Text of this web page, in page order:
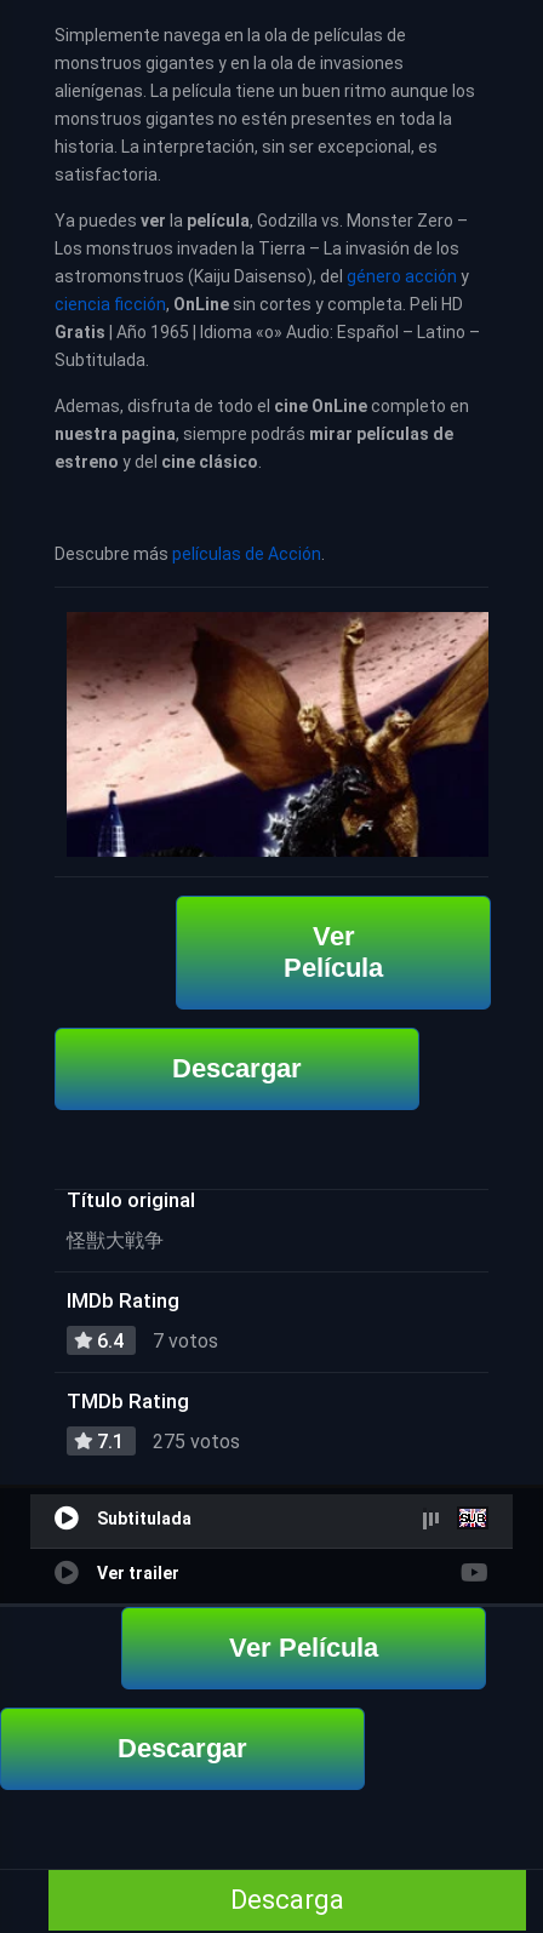
Simplemente navega en la ola de películas de
monstruos gigantes y en la ola de invasiones
alienígenas. La película tiene un buen ritmo aunque los
monstruos gigantes no estén presentes en toda la
historia. La interpretación, sin ser excepcional, es
satisfactoria.
Ya puedes ver la película, Godzilla vs. Monster Zero –
Los monstruos invaden la Tierra – La invasión de los
astromonstruos (Kaiju Daisenso), del género acción y
ciencia ficción, OnLine sin cortes y completa. Peli HD
Gratis | Año 1965 | Idioma «o» Audio: Español – Latino –
Subtitulada.
Ademas, disfruta de todo el cine OnLinecompleto en
nuestra pagina, siempre podrás mirar películas de
estreno y del cine clásico
Descubre más películas de Acción
Ver
Película
Descargar
Título original
怪獣大戦争
IMDb Rating
6.4 7 votos
TMDb Rating
7.1 275 votos
Subtitulada
Ver trailer
Ver Película
Descargar
Descarga